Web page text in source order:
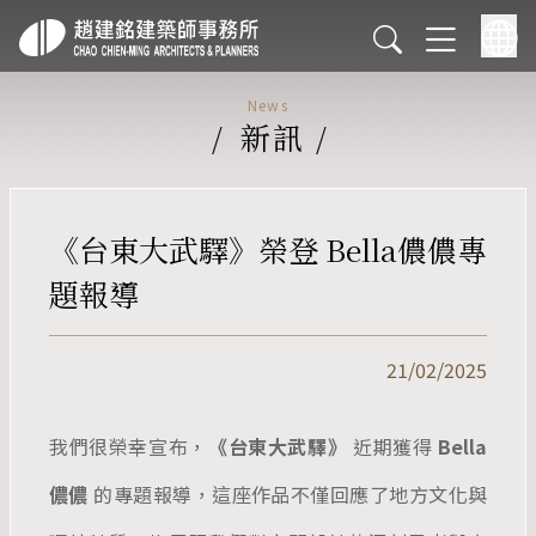
News
/ 新訊 /
《台東大武驛》榮登 Bella儂儂專
題報導
21/02/2025
我們很榮幸宣布， 《台東大武驛》 近期獲得 Bella
儂儂 的專題報導，這座作品不僅回應了地方文化與